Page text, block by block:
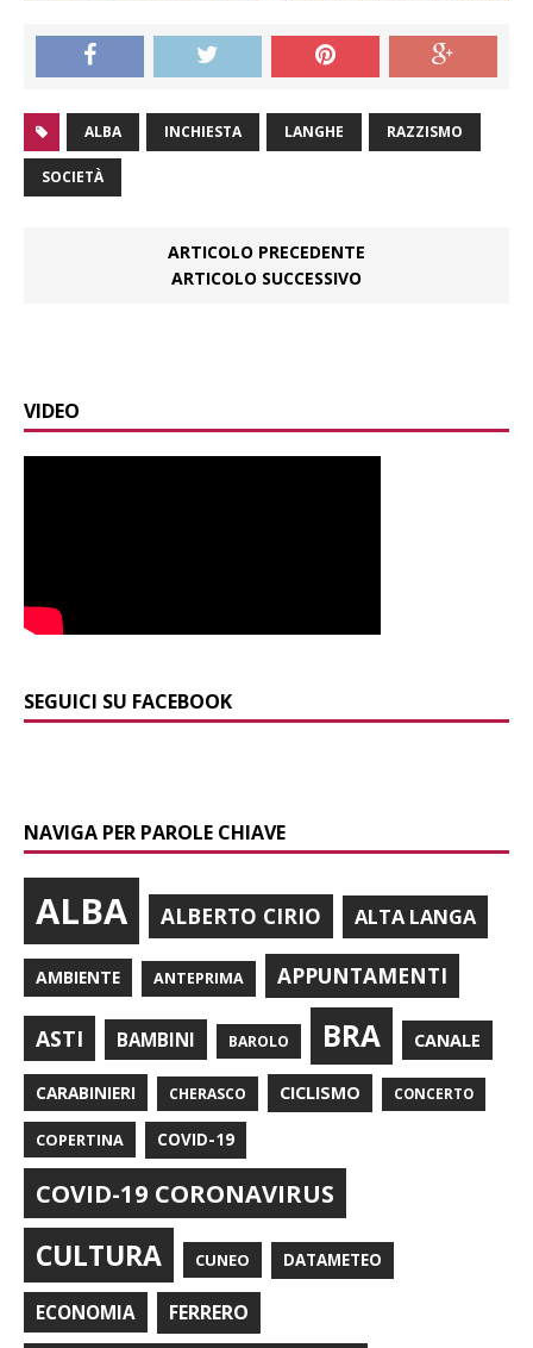
ALBA INCHIESTA LANGHE RAZZISMO
SOCIETÀ
ARTICOLO PRECEDENTE
ARTICOLO SUCCESSIVO
VIDEO
SEGUICI SU FACEBOOK
NAVIGA PER PAROLE CHIAVE
ALBA ALBERTO CIRIO ALTA LANGA
AMBIENTE ANTEPRIMA APPUNTAMENTI
ASTI BAMBINI BAROLO BRA CANALE
CARABINIERI CHERASCO CICLISMO CONCERTO
COPERTINA COVID-19
COVID-19 CORONAVIRUS
CULTURA CUNEO DATAMETEO
ECONOMIA FERRERO